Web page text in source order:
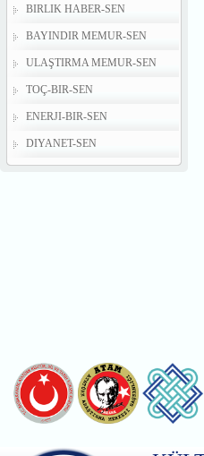
BIRLIK HABER-SEN
BAYINDIR MEMUR-SEN
ULAŞTIRMA MEMUR-SEN
TOÇ-BIR-SEN
ENERJI-BIR-SEN
DIYANET-SEN